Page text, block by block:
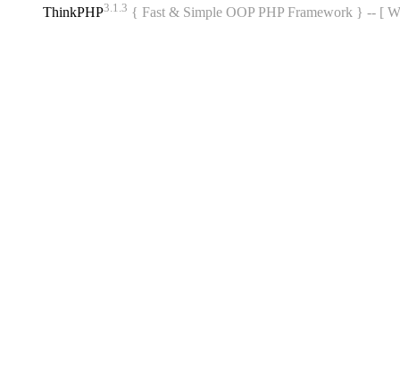
ThinkPHP3.1.3 { Fast & Simple OOP PHP Framework } -- [